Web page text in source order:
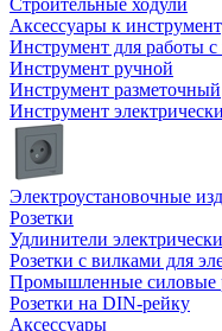
Строительные ходули
Аксессуары к
Инструмент для работы с
Инструмент ручной
Инструмент разметочный
Инструмент
Электроустановочные
Розетки
Удлинители
Розетки с вилками для
Промышленные силовые
Розетки на DIN-рейку
Аксессуары